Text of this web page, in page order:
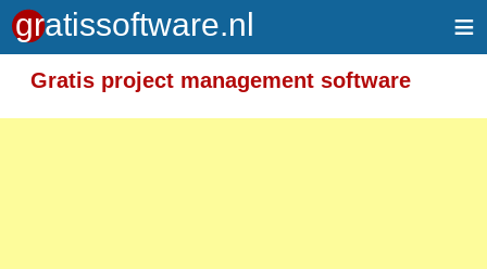
≡
Gratis project management software